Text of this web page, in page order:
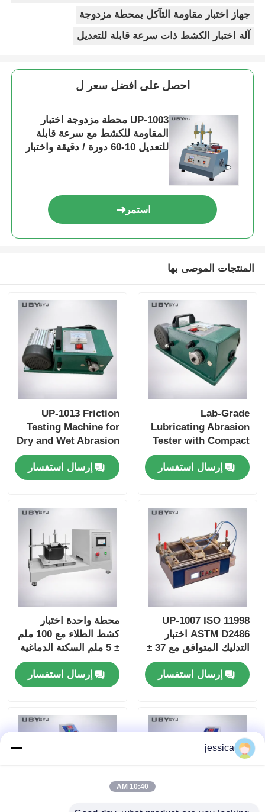
جهاز اختبار مقاومة التآكل بمحطة مزدوجة
آلة اختبار الكشط ذات سرعة قابلة للتعديل
احصل على افضل سعر ل
UP-1003 محطة مزدوجة اختبار
المقاومة للكشط مع سرعة قابلة
للتعديل 10-60 دورة / دقيقة واختبار
استمر
المنتجات الموصى بها
Lab-Grade
Lubricating Abrasion
Tester with Compact
Structure and User-
Friendly Interface for
Friction and Wear
إرسال استفسار
UP-1013 Friction
Testing Machine for
Dry and Wet Abrasion
Test with Adjustable
Load Range and Real-
time Friction
إرسال استفسار
UP-1007 ISO 11998
ASTM D2486 اختبار
التدليك المتوافق مع 37 ±
1cpm تردد حركة
الفرشاة وجسم
الألومنيوم المضغوط
إرسال استفسار
محطة واحدة اختبار
كشط الطلاء مع 100 ملم
± 5 ملم السكتة الدماغية
و 6.5 ± 0.2m / دقيقة
السرعة لاختبار المتانة
إرسال استفسار
jessica
10:40 AM